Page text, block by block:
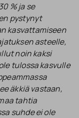
% ja se
pystynyt
kasvattamiseen
asteelle,
noin kaksi
tulossa kasvulle
äkkiä vastaan,
tahtia
suhde ei ole